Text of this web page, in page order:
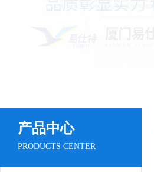
产品中心
PRODUCTS CENTER